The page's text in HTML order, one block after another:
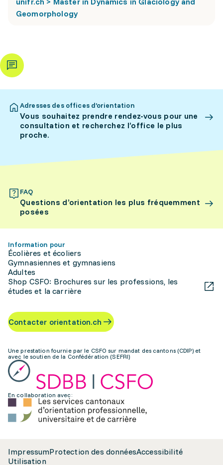
Geomorphology
Adresses des offices d’orientation
Vous souhaitez prendre rendez-vous pour une
consultation et recherchez l’office le plus
proche.
FAQ
Questions d’orientation les plus fréquemment
posées
Information pour
Écolières et écoliers
Gymnasiennes et gymnasiens
Adultes
Shop CSFO: Brochures sur les professions, les
études et la carrière
Contacter orientation.ch
Une prestation fournie par le CSFO sur mandat des cantons (CDIP) et
avec le soutien de la Confédération (SEFRI)
En collaboration avec:
ImpressumProtection des donnéesAccessibilité
Utilisation